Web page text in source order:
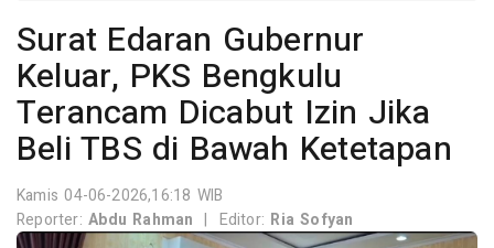
Surat Edaran Gubernur
Keluar, PKS Bengkulu
Terancam Dicabut Izin Jika
Beli TBS di Bawah Ketetapan
Kamis 04-06-2026,16:18 WIB
Reporter:Abdu Rahman | Editor: Ria Sofyan